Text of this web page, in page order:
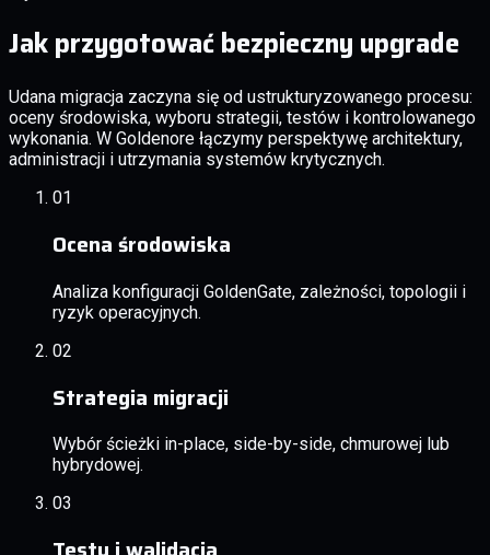
Jak przygotować bezpieczny upgrade
Udana migracja zaczyna się od ustrukturyzowanego procesu:
oceny środowiska, wyboru strategii, testów i kontrolowanego
wykonania. W Goldenore łączymy perspektywę architektury,
administracji i utrzymania systemów krytycznych.
01
Ocena środowiska
Analiza konfiguracji GoldenGate, zależności, topologii i
ryzyk operacyjnych.
02
Strategia migracji
Wybór ścieżki in-place, side-by-side, chmurowej lub
hybrydowej.
03